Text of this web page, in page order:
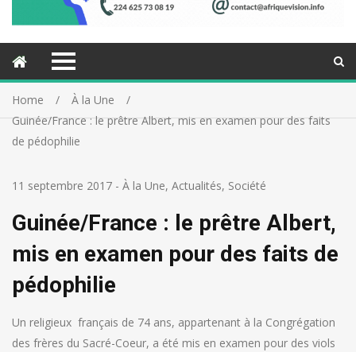
Home
À la Une
Guinée/France : le prêtre Albert, mis en examen pour des faits
de pédophilie
11 septembre 2017 - À la Une, Actualités, Société
Guinée/France : le prêtre Albert,
mis en examen pour des faits de
pédophilie
Un religieux français de 74 ans, appartenant à la Congrégation
des frères du Sacré-Coeur, a été mis en examen pour des viols